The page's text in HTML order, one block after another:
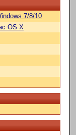
7/8/10
OS X